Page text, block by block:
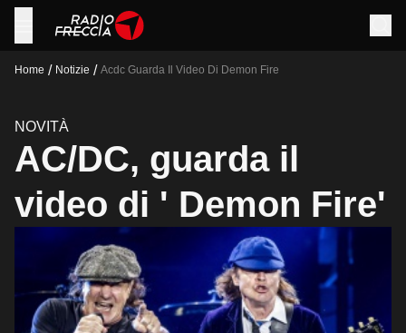
Home / Notizie / Acdc Guarda Il Video Di Demon Fire
NOVITÀ
AC/DC, guarda il
video di ' Demon Fire'